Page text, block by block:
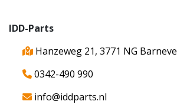
IDD-Parts
Hanzeweg 21, 3771 NG
0342-490 990
info@iddparts.nl